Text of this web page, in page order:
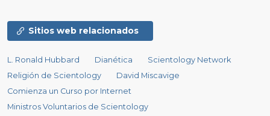
Sitios web relacionados
L. Ronald Hubbard Dianética
Scientology Network
Religión de Scientology
David Miscavige
Comienza un Curso por Internet
Ministros Voluntarios de Scientology